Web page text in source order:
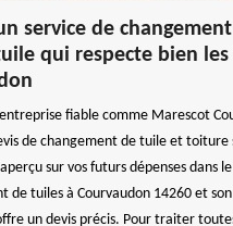
service de
qui respecte bien les
fiable comme Marescot
de changement de tuile et toiture
sur vos futurs dépenses dans
de tuiles à Courvaudon 14260 et
un devis précis. Pour traiter